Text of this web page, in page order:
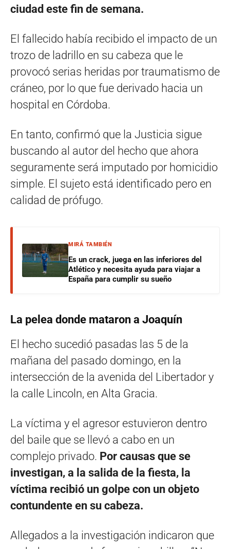
ciudad este fin de semana.
El fallecido había recibido el impacto de un
trozo de ladrillo en su cabeza que le
provocó serias heridas por traumatismo de
cráneo, por lo que fue derivado hacia un
hospital en Córdoba.
En tanto, confirmó que la Justicia sigue
buscando al autor del hecho que ahora
seguramente será imputado por homicidio
simple. El sujeto está identificado pero en
calidad de prófugo.
MIRÁ TAMBIÉN
Es un crack, juega en las inferiores del
Atlético y necesita ayuda para viajar a
España para cumplir su sueño
La pelea donde mataron a Joaquín
El hecho sucedió pasadas las 5 de la
mañana del pasado domingo, en la
intersección de la avenida del Libertador y
la calle Lincoln, en Alta Gracia.
La víctima y el agresor estuvieron dentro
del baile que se llevó a cabo en un
complejo privado. Por causas que se
investigan, a la salida de la fiesta, la
víctima recibió un golpe con un objeto
contundente en su cabeza.
Allegados a la investigación indicaron que